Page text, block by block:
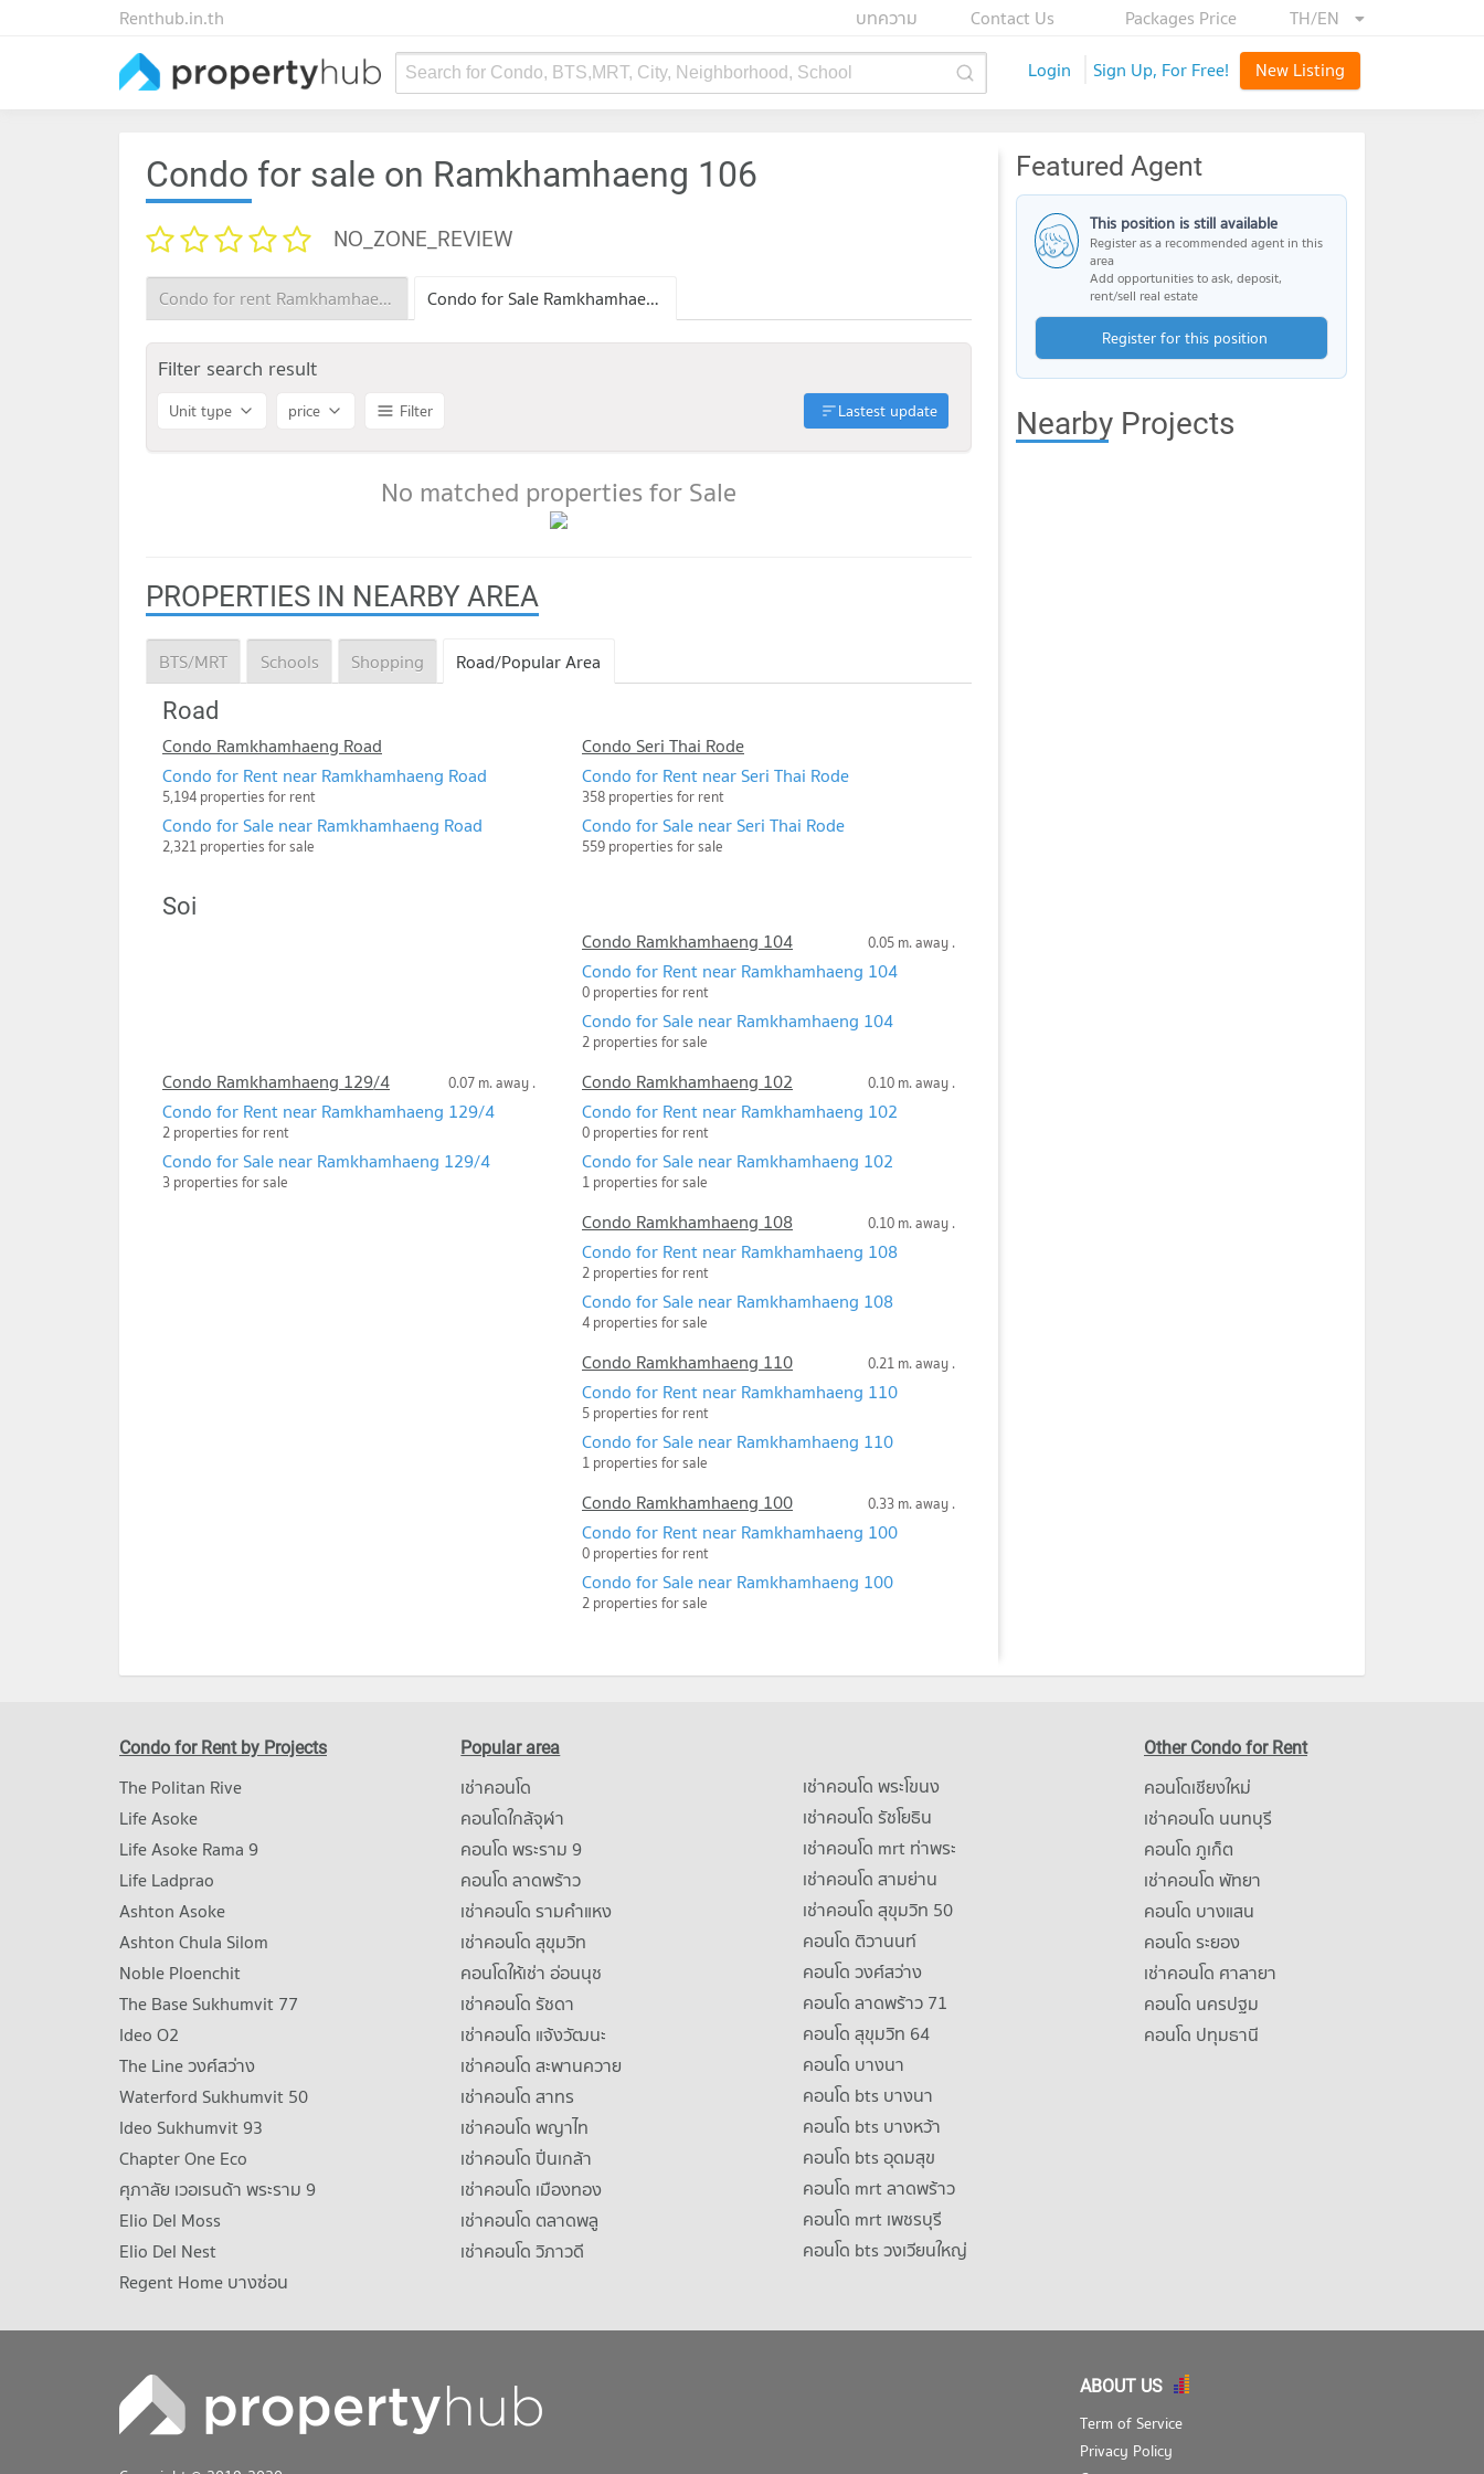
TH/EN
Packages Price
Contact Us
บทความ
Renthub.in.th
Search for Condo, BTS,MRT, City, Neighborhood, School Login Sign Up, For Free! New Listing
Condo for sale on Ramkhamhaeng 106
NO_ZONE_REVIEW
Condo for rent Ramkhamhaeng 106 Condo for Sale Ramkhamhaeng 106
Filter search result
Unit type price Filter Lastest update
No matched properties for Sale
PROPERTIES IN NEARBY AREA
BTS/MRT Schools Shopping Road/Popular Area
Road
Condo Ramkhamhaeng Road
Condo for Rent near Ramkhamhaeng Road
5,194 properties for rent
Condo for Sale near Ramkhamhaeng Road
2,321 properties for sale
Condo Seri Thai Rode
Condo for Rent near Seri Thai Rode
358 properties for rent
Condo for Sale near Seri Thai Rode
559 properties for sale
Soi
Condo Ramkhamhaeng 104 0.05 m. away .
Condo for Rent near Ramkhamhaeng 104
0 properties for rent
Condo for Sale near Ramkhamhaeng 104
2 properties for sale
Condo Ramkhamhaeng 129/4 0.07 m. away .
Condo for Rent near Ramkhamhaeng 129/4
2 properties for rent
Condo for Sale near Ramkhamhaeng 129/4
3 properties for sale
Condo Ramkhamhaeng 102 0.10 m. away .
Condo for Rent near Ramkhamhaeng 102
0 properties for rent
Condo for Sale near Ramkhamhaeng 102
1 properties for sale
Condo Ramkhamhaeng 108 0.10 m. away .
Condo for Rent near Ramkhamhaeng 108
2 properties for rent
Condo for Sale near Ramkhamhaeng 108
4 properties for sale
Condo Ramkhamhaeng 110 0.21 m. away .
Condo for Rent near Ramkhamhaeng 110
5 properties for rent
Condo for Sale near Ramkhamhaeng 110
1 properties for sale
Condo Ramkhamhaeng 100 0.33 m. away .
Condo for Rent near Ramkhamhaeng 100
0 properties for rent
Condo for Sale near Ramkhamhaeng 100
2 properties for sale
Featured Agent
This position is still available
Register as a recommended agent in this
area
Add opportunities to ask, deposit,
rent/sell real estate
Register for this position
Nearby Projects
Condo for Rent by Projects
The Politan Rive
Life Asoke
Life Asoke Rama 9
Life Ladprao
Ashton Asoke
Ashton Chula Silom
Noble Ploenchit
The Base Sukhumvit 77
Ideo O2
The Line วงศ์สว่าง
Waterford Sukhumvit 50
Ideo Sukhumvit 93
Chapter One Eco
ศุภาลัย เวอเรนด้า พระราม 9
Elio Del Moss
Elio Del Nest
Regent Home บางซ่อน
Popular area
เช่าคอนโด
คอนโดใกล้จุฬา
คอนโด พระราม 9
คอนโด ลาดพร้าว
เช่าคอนโด รามคําแหง
เช่าคอนโด สุขุมวิท
คอนโดให้เช่า อ่อนนุช
เช่าคอนโด รัชดา
เช่าคอนโด แจ้งวัฒนะ
เช่าคอนโด สะพานควาย
เช่าคอนโด สาทร
เช่าคอนโด พญาไท
เช่าคอนโด ปิ่นเกล้า
เช่าคอนโด เมืองทอง
เช่าคอนโด ตลาดพลู
เช่าคอนโด วิภาวดี
เช่าคอนโด พระโขนง
เช่าคอนโด รัชโยธิน
เช่าคอนโด mrt ท่าพระ
เช่าคอนโด สามย่าน
เช่าคอนโด สุขุมวิท 50
คอนโด ติวานนท์
คอนโด วงศ์สว่าง
คอนโด ลาดพร้าว 71
คอนโด สุขุมวิท 64
คอนโด บางนา
คอนโด bts บางนา
คอนโด bts บางหว้า
คอนโด bts อุดมสุข
คอนโด mrt ลาดพร้าว
คอนโด mrt เพชรบุรี
คอนโด bts วงเวียนใหญ่
Other Condo for Rent
คอนโดเชียงใหม่
เช่าคอนโด นนทบุรี
คอนโด ภูเก็ต
เช่าคอนโด พัทยา
คอนโด บางแสน
คอนโด ระยอง
เช่าคอนโด ศาลายา
คอนโด นครปฐม
คอนโด ปทุมธานี
ABOUT US
Term of Service
Privacy Policy